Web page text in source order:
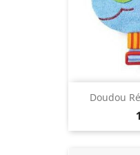
Doudou